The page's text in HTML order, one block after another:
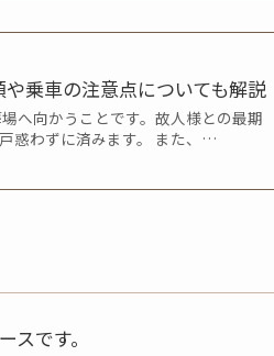
乗車の注意点についても解説
へ向かうことです。故人様との最期
惑わずに済みます。 また、…
です。